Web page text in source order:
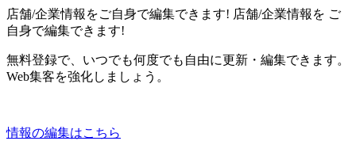
店舗/企業情報をご自身で編集できます! 店舗/企業情報を ご
自身で編集できます!
無料登録で、いつでも何度でも自由に更新・編集できます。
Web集客を強化しましょう。
情報の編集はこちら